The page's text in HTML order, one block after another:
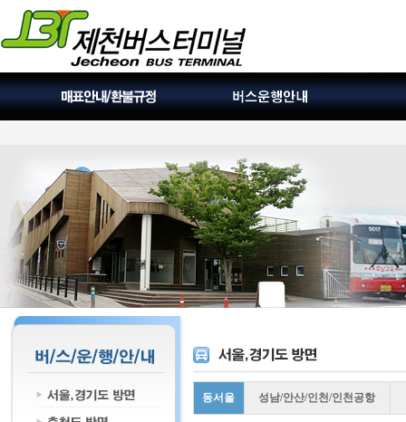
동서울 성남/안산/인천/인천공항